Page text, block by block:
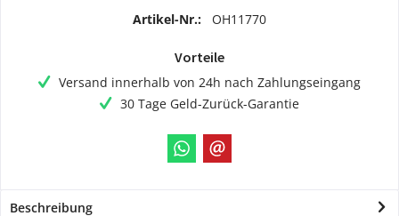
Artikel-Nr.: OH11770
Vorteile
Versand innerhalb von 24h nach Zahlungseingang
30 Tage Geld-Zurück-Garantie
Beschreibung